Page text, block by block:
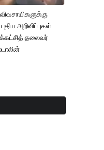
அறிவிப்புகள்
தலைவர்